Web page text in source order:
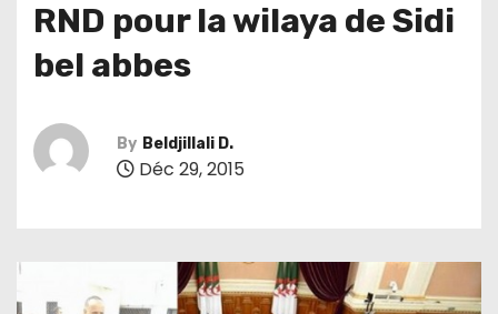
RND pour la wilaya de Sidi
bel abbes
By Beldjillali D.
Déc 29, 2015